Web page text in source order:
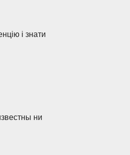
і знати
ни